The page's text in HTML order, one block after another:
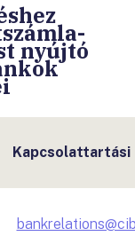
nyújtó
Kapcsolattartási